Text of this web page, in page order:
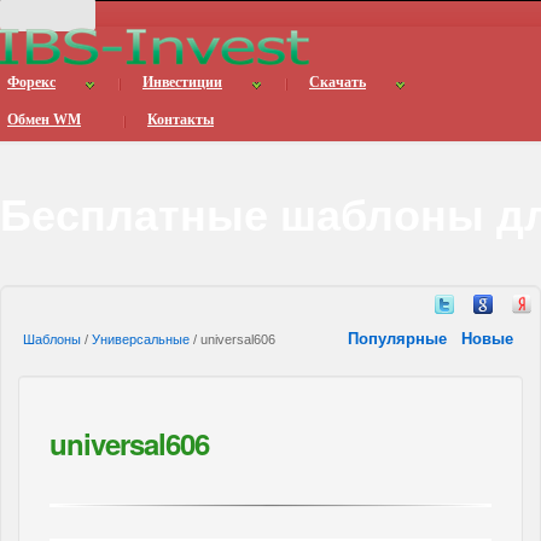
Форекс Инвестиции Скачать
Обмен WM Контакты
Шаблоны / Универсальные / universal606 Популярные Новые
universal606